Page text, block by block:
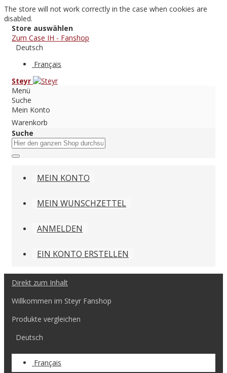
The store will not work correctly in the case when cookies are
disabled.
Store auswählen
Zum Case IH - Fanshop
Deutsch
Français
Steyr
Menü
Suche
Mein Konto
Warenkorb
Suche
MEIN KONTO
MEIN WUNSCHZETTEL
ANMELDEN
EIN KONTO ERSTELLEN
Direkt zum Inhalt
Willkommen im Steyr Fanshop
Produkte vergleichen
Deutsch
Français